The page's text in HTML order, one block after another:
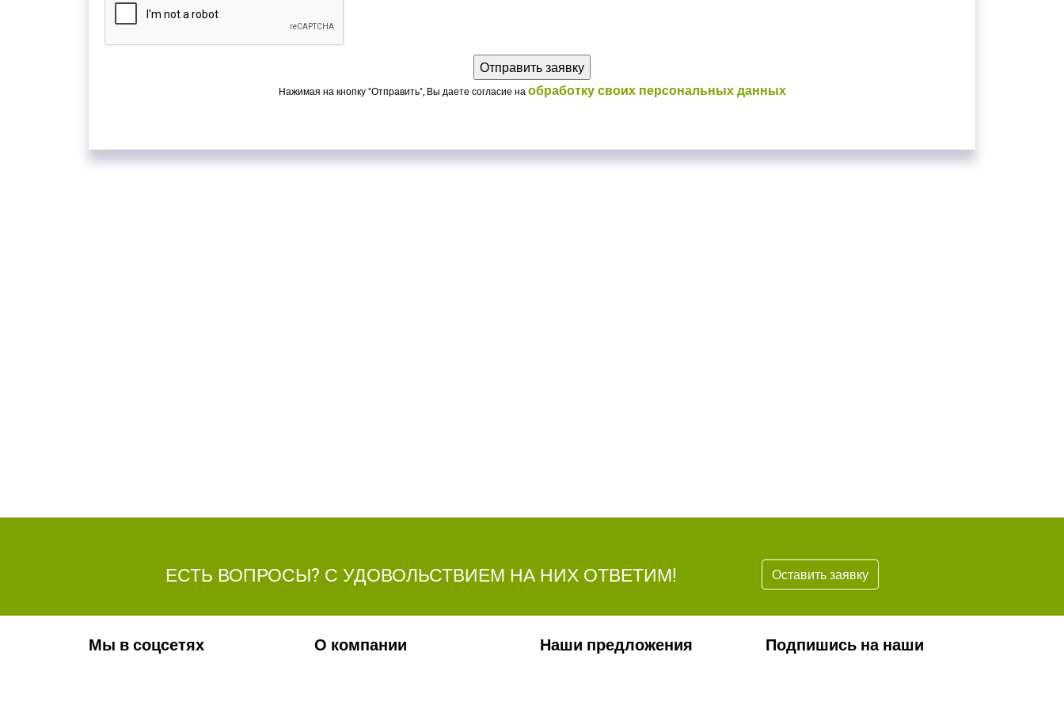
Нажимая на кнопку "Отправить", Вы даете согласие на обработку своих персональных данных
ЕСТЬ ВОПРОСЫ? С УДОВОЛЬСТВИЕМ НА НИХ ОТВЕТИМ! Оставить заявку
Мы в соцсетях О компании Наши предложения
Подпишись на наши